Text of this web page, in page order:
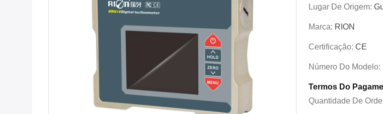
Lugar De Origem:
Marca: RION
Certificação: CE
Número Do Modelo:
Termos Do
Quantidade De